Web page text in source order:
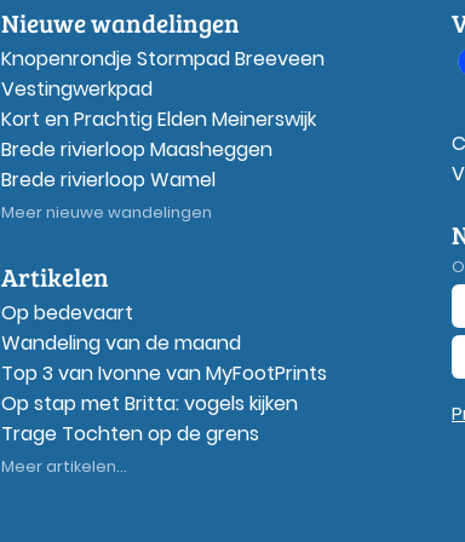
Nieuwe wandelingen
Knopenrondje Stormpad Breeveen
Vestingwerkpad
Kort en Prachtig Elden Meinerswijk
Brede rivierloop Maasheggen
Brede rivierloop Wamel
Meer nieuwe wandelingen
Artikelen
Op bedevaart
Wandeling van de maand
Top 3 van Ivonne van MyFootPrints
Op stap met Britta: vogels kijken
Trage Tochten op de grens
Meer artikelen...